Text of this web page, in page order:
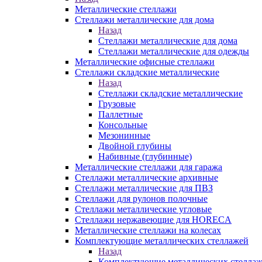
Металлические стеллажи
Стеллажи металлические для дома
Назад
Стеллажи металлические для дома
Стеллажи металлические для одежды
Металлические офисные стеллажи
Стеллажи складские металлические
Назад
Стеллажи складские металлические
Грузовые
Паллетные
Консольные
Мезонинные
Двойной глубины
Набивные (глубинные)
Металлические стеллажи для гаража
Стеллажи металлические архивные
Стеллажи металлические для ПВЗ
Стеллажи для рулонов полочные
Стеллажи металлические угловые
Стеллажи нержавеющие для HORECA
Металлические стеллажи на колесах
Комплектующие металлических стеллажей
Назад